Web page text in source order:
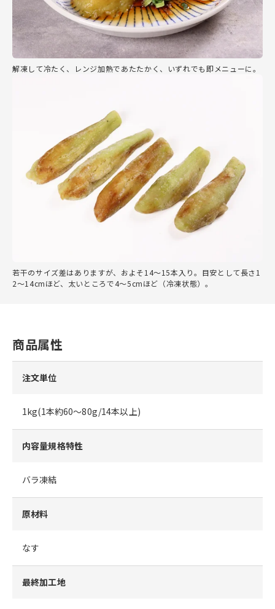
解凍して冷たく、レンジ加熱であたたかく、いずれでも即メニューに。
若干のサイズ差はありますが、およそ14～15本入り。目安として長さ1
2～14cmほど、太いところで4～5cmほど（冷凍状態）。
商品属性
注文単位
1kg(1本約60～80g/14本以上)
内容量規格特性
バラ凍結
原材料
なす
最終加工地